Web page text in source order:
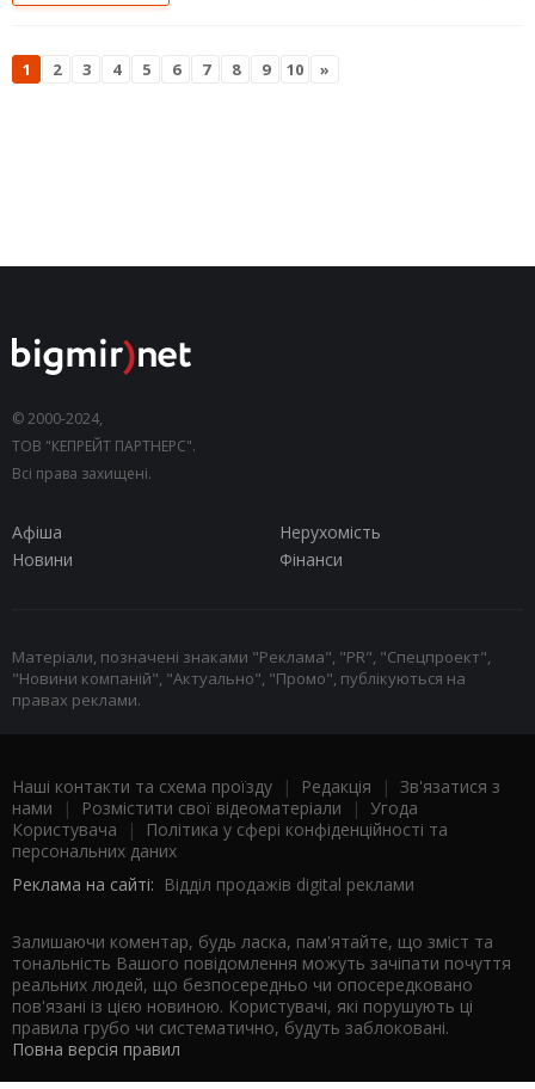
1 2 3 4 5 6 7 8 9 10 »
© 2000-2024,
ТОВ "КЕПРЕЙТ ПАРТНЕРС".
Всі права захищені.
Афіша
Нерухомість
Новини
Фінанси
Матеріали, позначені знаками "Реклама", "PR", "Спецпроект",
"Новини компаній", "Актуально", "Промо", публікуються на
правах реклами.
Наші контакти та схема проїзду | Редакція | Зв'язатися з
нами | Розмістити свої відеоматеріали | Угода
Користувача |
Політика у сфері конфіденційності та
персональних даних
Реклама на сайті: Відділ продажів digital реклами
Залишаючи коментар, будь ласка, пам'ятайте, що зміст та
тональність Вашого повідомлення можуть зачіпати почуття
реальних людей, що безпосередньо чи опосередковано
пов'язані із цією новиною. Користувачі, які порушують ці
правила грубо чи систематично, будуть заблоковані.
Повна версія правил